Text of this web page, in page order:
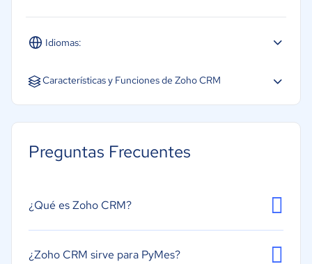
Idiomas:
Español Inglés Portugués
Características y Funciones de Zoho CRM
Integración de automatización de marketing
Marketing por correo electrónico
Gestión de tareas
Preguntas Frecuentes
¿Qué es Zoho CRM?
¿Zoho CRM sirve para PyMes?